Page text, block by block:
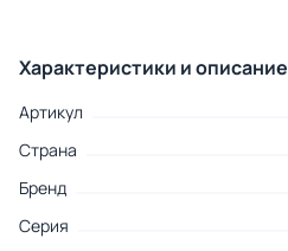
Характеристики и описание
Артикул
Страна
Бренд
Серия